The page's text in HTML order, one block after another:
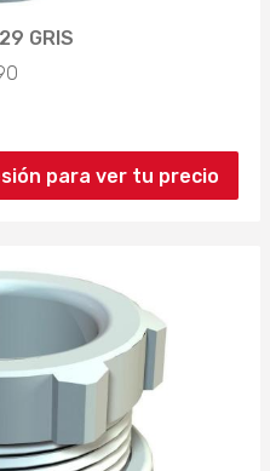
GRIS
para ver tu precio